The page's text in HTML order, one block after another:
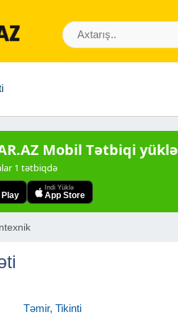
Mobil Tətbiqi yüklə
1 tətbiqdə
Play
Indi Yüklə
App Store
Təmir, Tikinti